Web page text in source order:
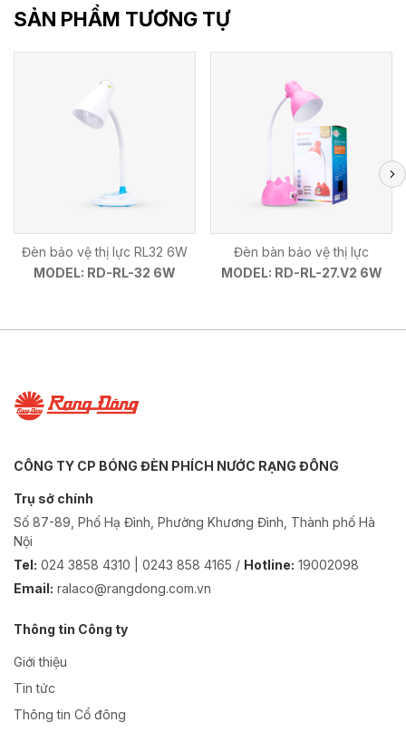
SẢN PHẨM TƯƠNG TỰ
Đèn bảo vệ thị lực RL32 6W
MODEL: RD-RL-32 6W
Đèn bàn bảo vệ thị lực
MODEL: RD-RL-27.V2 6W
CÔNG TY CP BÓNG ĐÈN PHÍCH NƯỚC RẠNG ĐÔNG
Trụ sở chính
Số 87-89, Phố Hạ Đình, Phường Khương Đình, Thành phố Hà
Nội
Tel: 024 3858 4310 | 0243 858 4165 / Hotline: 19002098
Email: ralaco@rangdong.com.vn
Thông tin Công ty
Giới thiệu
Tin tức
Thông tin Cổ đông